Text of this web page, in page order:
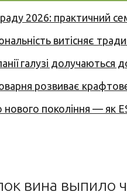
2026: практичний
витісняє
галузі долучаються
розвиває
нового покоління —
вина выпило